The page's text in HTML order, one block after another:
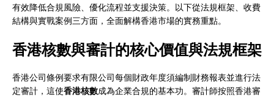
有效降低合規風險、優化流程並支援決策。以下從法規框架、收費
結構與實戰案例三方面，全面解構香港市場的實務重點。
香港核數與審計的核心價值與法規框架
香港公司條例要求有限公司每個財政年度須編制財務報表並進行法
定審計，這使香港核數成為企業合規的基本功。審計師按照香港審